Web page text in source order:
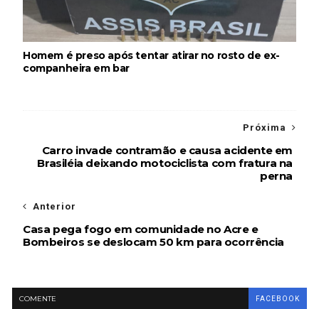
Homem é preso após tentar atirar no rosto de ex-
companheira em bar
Próxima
Carro invade contramão e causa acidente em
Brasiléia deixando motociclista com fratura na
perna
Anterior
Casa pega fogo em comunidade no Acre e
Bombeiros se deslocam 50 km para ocorrência
COMENTE FACEBOOK